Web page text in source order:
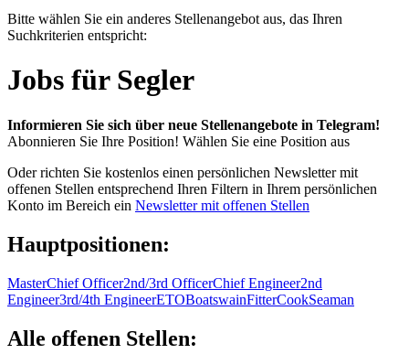
Bitte wählen Sie ein anderes Stellenangebot aus, das Ihren
Suchkriterien entspricht:
Jobs für Segler
Informieren Sie sich über neue Stellenangebote in Telegram!
Abonnieren Sie Ihre Position! Wählen Sie eine Position aus
Oder richten Sie kostenlos einen persönlichen Newsletter mit
offenen Stellen entsprechend Ihren Filtern in Ihrem persönlichen
Konto im Bereich ein Newsletter mit offenen Stellen
Hauptpositionen:
MasterChief Officer2nd/3rd OfficerChief Engineer2nd
Engineer3rd/4th EngineerETOBoatswainFitterCookSeaman
Alle offenen Stellen: